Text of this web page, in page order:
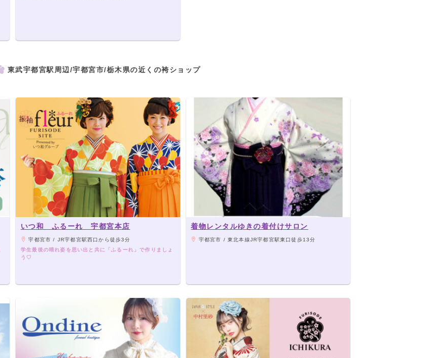
東武宇都宮駅周辺/宇都宮市/栃木県の近くの袴ショップ
いつ和 ふるーれ 宇都宮本店
宇都宮市 / JR宇都宮駅西口から徒歩3分
学生最後の晴れ姿を思い出と共に「ふるーれ」で作りましょ
う♡
着物レンタルゆきの着付けサロン
宇都宮市 / 東北本線JR宇都宮駅東口徒歩13分